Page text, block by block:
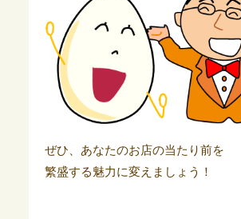
ぜひ、あなたのお店の当たり前を
繁盛する魅力に変えましょう！